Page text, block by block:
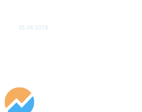
03.08.2026